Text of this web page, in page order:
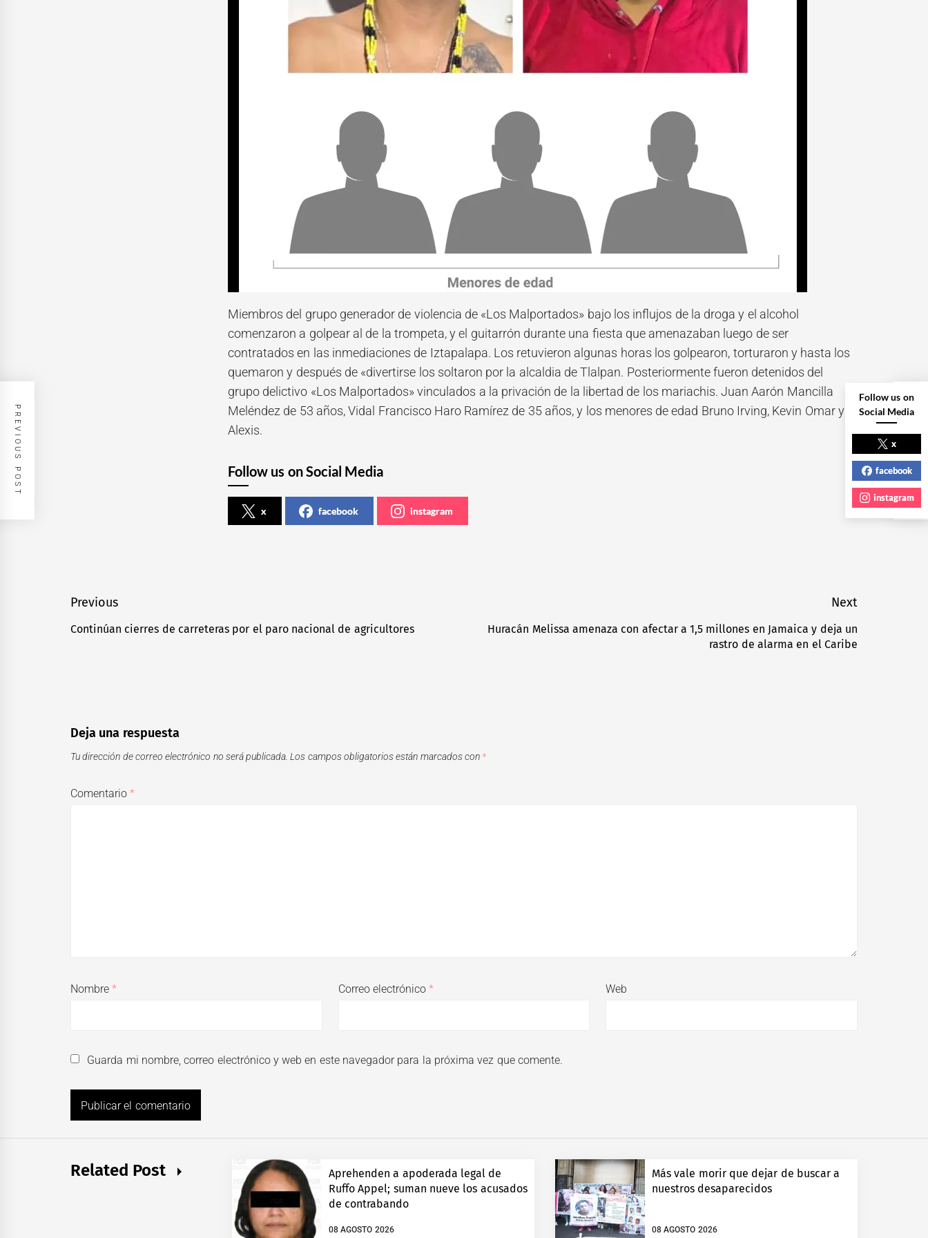
Miembros del grupo generador de violencia de «Los Malportados» bajo los influjos de la droga y el alcohol
comenzaron a golpear al de la trompeta, y el guitarrón durante una fiesta que amenazaban luego de ser
contratados en las inmediaciones de Iztapalapa. Los retuvieron algunas horas los golpearon, torturaron y hasta los
quemaron y después de «divertirse los soltaron por la alcaldia de Tlalpan. Posteriormente fueron detenidos del
grupo delictivo «Los Malportados» vinculados a la privación de la libertad de los mariachis. Juan Aarón Mancilla
Meléndez de 53 años, Vidal Francisco Haro Ramírez de 35 años, y los menores de edad Bruno Irving, Kevin Omar y
Alexis.
Follow us on Social Media
x facebook instagram
Navegación
de
Previous
Previous
Continúan cierres de carreteras por el paro nacional de agricultores
Next
Huracán Melissa amenaza con afectar a 1,5 millones en Jamaica y deja un
rastro de alarma en el Caribe
PREVIOUS POST NEXT POST
Deja una respuesta
Tu dirección de correo electrónico no será publicada. Los campos obligatorios están marcados con *
Comentario*
Nombre* Correo electrónico* Web
Guarda mi nombre, correo electrónico y web en este navegador para la próxima vez que comente.
Related Post
Aprehenden a apoderada legal de
Ruffo Appel; suman nueve los acusados
de contrabando
08 AGOSTO 2026
Más vale morir que dejar de buscar a
nuestros desaparecidos
08 AGOSTO 2026
Follow us on
Social Media
x
facebook
instagram